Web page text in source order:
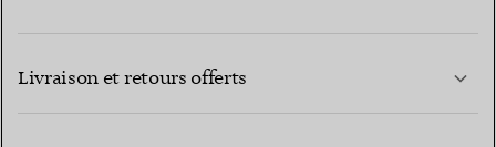
Livraison et retours offerts